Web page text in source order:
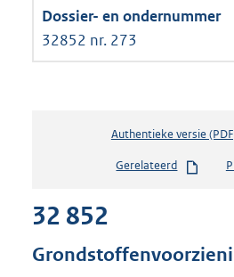
32852 nr. 273
Authentieke versie
Gerelateerd
32 852